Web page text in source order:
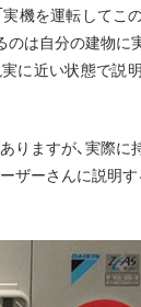
実機を運転して
のは自分の建物に
に近い状態で説
りますが、実際に
ザーさんに説明す